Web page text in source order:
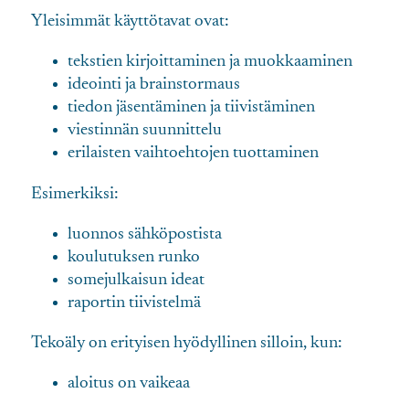
Yleisimmät käyttötavat ovat:
tekstien kirjoittaminen ja muokkaaminen
ideointi ja brainstormaus
tiedon jäsentäminen ja tiivistäminen
viestinnän suunnittelu
erilaisten vaihtoehtojen tuottaminen
Esimerkiksi:
luonnos sähköpostista
koulutuksen runko
somejulkaisun ideat
raportin tiivistelmä
Tekoäly on erityisen hyödyllinen silloin, kun:
aloitus on vaikeaa